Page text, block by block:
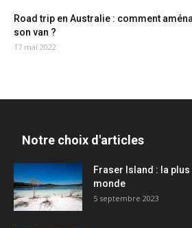
Road trip en Australie : comment
son van ?
17 mai 2022
Notre choix d'articles
Fraser Island : la
monde
5 septembre 2023